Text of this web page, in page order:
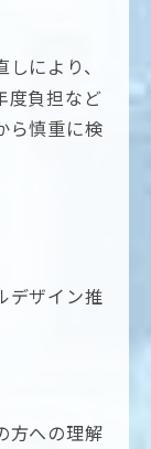
により、
度負担など
ら慎重に検
デザイン推
方への理解